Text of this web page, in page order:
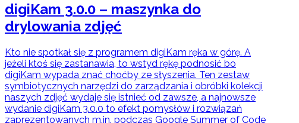
digiKam 3.0.0 – maszynka do
drylowania zdjęć
Kto nie spotkał się z programem digiKam ręka w górę. A
jeżeli ktoś się zastanawia, to wstyd rękę podnosić bo
digiKam wypada znać choćby ze słyszenia. Ten zestaw
symbiotycznych narzędzi do zarządzania i obróbki kolekcji
naszych zdjęć wydaje się istnieć od zawsze, a najnowsze
wydanie digiKam 3.0.0 to efekt pomysłów i rozwiązań
zaprezentowanych m.in. podczas Google Summer of Code